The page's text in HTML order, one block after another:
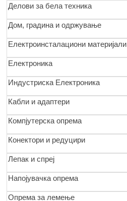
Делови за бела техника
Дом, градина и одржување
Електроинсталациони материјали
Електроника
Индустриска Електроника
Кабли и адаптери
Компјутерска опрема
Конектори и редуцири
Лепак и спреј
Напојувачка опрема
Опремa за лемење